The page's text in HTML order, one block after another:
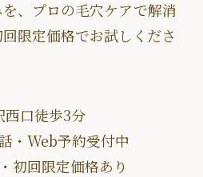
、プロの毛穴ケアで解消
限定価格でお試しくださ
西口徒歩3分
・Web予約受付中
初回限定価格あり